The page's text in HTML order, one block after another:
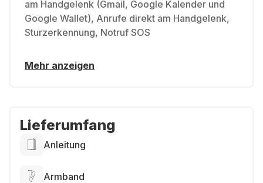
am Handgelenk (Gmail, Google Kalender und
Google Wallet), Anrufe direkt am Handgelenk,
Sturzerkennung, Notruf SOS
Mehr anzeigen
Lieferumfang
Anleitung
Armband